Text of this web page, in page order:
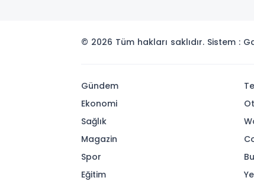
© 2026 Tüm hakları saklıdır. Sistem :
Gündem
Ekonomi
Sağlık
Magazin
Spor
Eğitim